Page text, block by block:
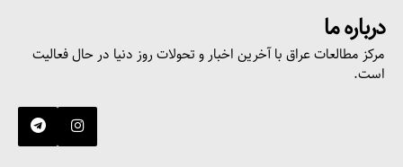
درباره ما
مرکز مطالعات عراق با آخرین اخبار و تحولات روز دنیا در حال فعالیت
است.